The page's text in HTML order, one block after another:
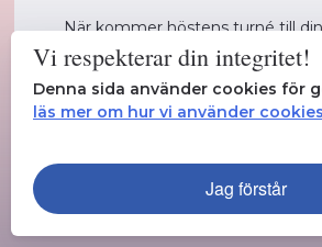
När kommer höstens turné till din
Läs mer
Vi respekterar din integritet!
Denna sida använder cookies för
läs mer om hur vi använder cookies
Jag förstår